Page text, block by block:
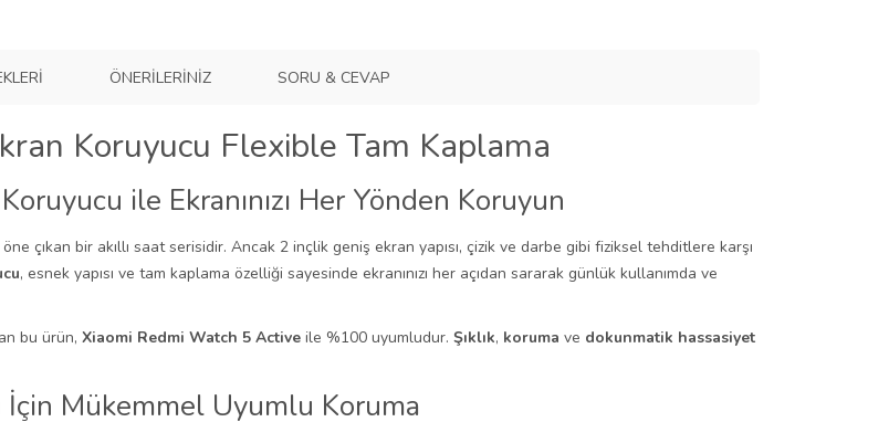
ÖNERILERINIZ SORU & CEVAP
Koruyucu Flexible Tam Kaplama
ile Ekranınızı Her Yönden Koruyun
çıkan bir akıllı saat serisidir. Ancak 2 inçlik geniş ekran yapısı, çizik ve darbe gibi fiziksel tehditlere karşı
, esnek yapısı ve tam kaplama özelliği sayesinde ekranınızı her açıdan sararak günlük kullanımda ve
bu ürün, Xiaomi Redmi Watch 5 Active ile %100 uyumludur. Şıklık, koruma ve dokunmatik hassasiyet
Mükemmel Uyumlu Koruma